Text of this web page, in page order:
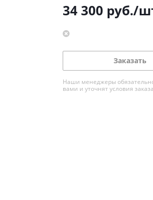
34 300 руб./
Заказать
Наши менеджеры
вами и уточнят условия заказа